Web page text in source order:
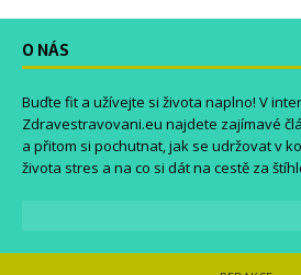
O NÁS
Buďte fit a užívejte si života naplno! V
Zdravestravovani.eu najdete zajímavé
a přitom si pochutnat, jak se udržovat v
života stres a na co si dát na cestě za